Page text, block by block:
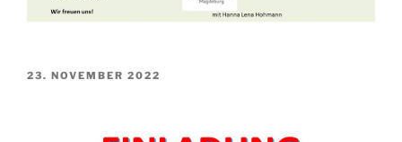
VERÖFFENTLICHT
23. NOVEMBER 2022